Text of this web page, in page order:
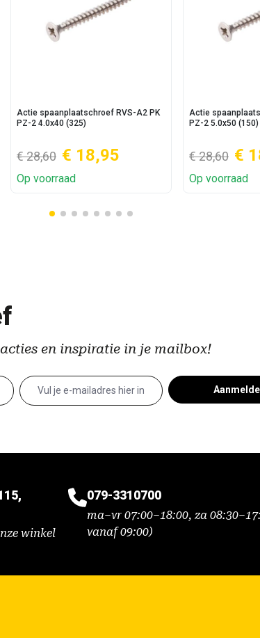
Actie spaanplaatschroef RVS-A2 PK
PZ-2 4.0x40 (325)
€ 28,60 € 18,95
Op voorraad
Actie
PZ-2 5.0x50 (150)
€ 28,60 €
Op voorraad
en inspiratie in je mailbox!
winkel
079-3310700
ma–vr 07:00–18:00, za
vanaf 09:00)